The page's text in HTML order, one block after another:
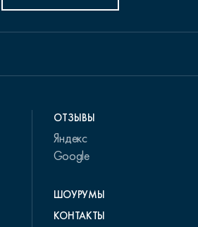
ОТЗЫВЫ
Яндекс
Google
ШОУРУМЫ
КОНТАКТЫ